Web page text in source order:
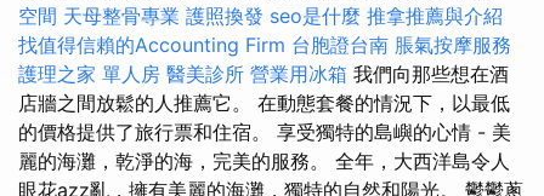
空間 天母整骨專業 護照換發 seo是什麼 推拿推薦與介紹
找值得信賴的Accounting Firm 台胞證台南 脹氣按摩服務
護理之家 單人房 醫美診所 營業用冰箱 我們向那些想在酒
店牆之間放鬆的人推薦它。 在動態套餐的情況下，以最低
的價格提供了旅行票和住宿。 享受獨特的島嶼的心情 - 美
麗的海灘，乾淨的海，完美的服務。 全年，大西洋島令人
眼花azz亂，擁有美麗的海灘，獨特的自然和陽光。 鬱鬱蔥